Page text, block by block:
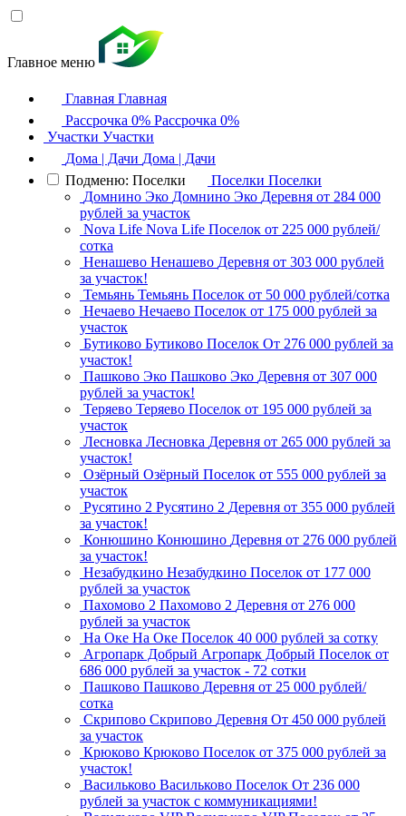
Главное меню
Главная Главная
Рассрочка 0% Рассрочка 0%
Участки Участки
Дома | Дачи Дома | Дачи
Подменю: Поселки
Поселки Поселки
Домнино Эко Домнино Эко Деревня от 284 000
рублей за участок
Nova Life Nova Life Поселок от 225 000 рублей/
сотка
Ненашево Ненашево Деревня от 303 000 рублей
за участок!
Темьянь Темьянь Поселок от 50 000 рублей/сотка
Нечаево Нечаево Поселок от 175 000 рублей за
участок
Бутиково Бутиково Поселок От 276 000 рублей за
участок!
Пашково Эко Пашково Эко Деревня от 307 000
рублей за участок!
Теряево Теряево Поселок от 195 000 рублей за
участок
Лесновка Лесновка Деревня от 265 000 рублей за
участок!
Озёрный Озёрный Поселок от 555 000 рублей за
участок
Русятино 2 Русятино 2 Деревня от 355 000 рублей
за участок!
Конюшино Конюшино Деревня от 276 000 рублей
за участок!
Незабудкино Незабудкино Поселок от 177 000
рублей за участок
Пахомово 2 Пахомово 2 Деревня от 276 000
рублей за участок
На Оке На Оке Поселок 40 000 рублей за сотку
Агропарк Добрый Агропарк Добрый Поселок от
686 000 рублей за участок - 72 сотки
Пашково Пашково Деревня от 25 000 рублей/
сотка
Скрипово Скрипово Деревня От 450 000 рублей
за участок
Крюково Крюково Поселок от 375 000 рублей за
участок!
Васильково Васильково Поселок От 236 000
рублей за участок с коммуникациями!